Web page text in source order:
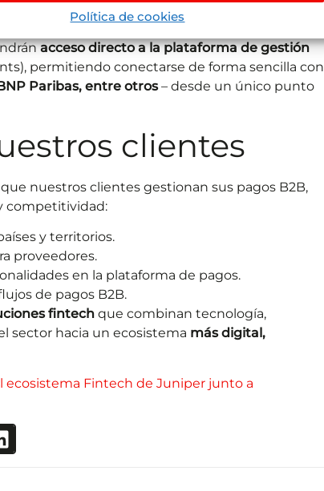
Política de cookies
entre empresas.
y mayor seguridad en las transacciones.
acceso directo a la plataforma de gestión
permitiendo conectarse de forma sencilla con
Paribas, entre otros– desde un único punto
clientes
nuestros clientes gestionan sus pagos B2B,
competitividad:
y territorios.
proveedores.
en la plataforma de pagos.
de pagos B2B.
fintech que combinan tecnología,
sector hacia un ecosistema más digital,
Fintech de Juniper junto a